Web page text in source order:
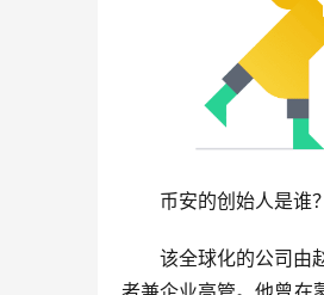
币安的创始人是谁？
该全球化的公司由